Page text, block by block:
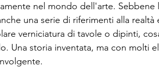
nel mondo dell'arte.
una serie di riferimenti alla realtà
verniciatura di tavole o dipinti,
Una storia inventata, ma con molti